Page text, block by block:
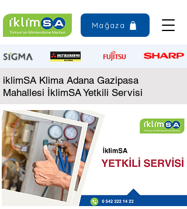
Mağaza
iklimSA Klima Adana Gazipasa
Mahallesi İklimSA Yetkili Servisi